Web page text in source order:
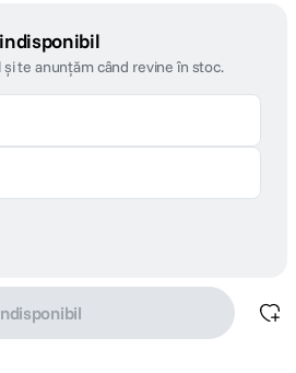
și te anunțăm când revine în stoc.